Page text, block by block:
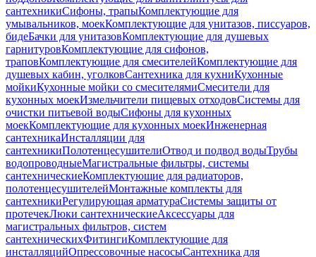
сантехникиСифоны, трапыКомплектующие для
умывальников, моекКомплектующие для унитазов, писсуаров,
бидеБачки для унитазовКомплектующие для душевых
гарнитуровКомплектующие для сифонов,
траповКомплектующие для смесителейКомплектующие для
душевых кабин, уголковСантехника для кухниКухонные
мойкиКухонные мойки со смесителямиСмесители для
кухонных моекИзмельчители пищевых отходовСистемы для
очистки питьевой водыСифоны для кухонных
моекКомплектующие для кухонных моекИнженерная
сантехникаИнсталляции для
сантехникиПолотенцесушителиОтвод и подвод водыТрубы
водопроводныеМагистральные фильтры, системы
сантехническиеКомплектующие для радиаторов,
полотенцесушителейМонтажные комплекты для
сантехникиРегулирующая арматураСистемы защиты от
протечекЛюки сантехническиеАксессуары для
магистральных фильтров, систем
сантехническихФитингиКомплектующие для
инсталляцийОпрессовочные насосыСантехника для